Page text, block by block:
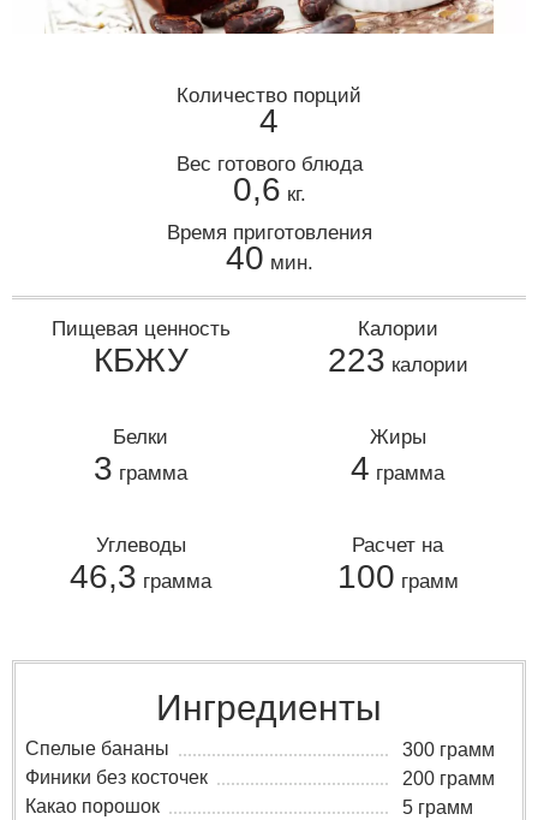
Количество порций
4
Вес готового блюда
0,6 кг.
Время приготовления
40 мин.
Пищевая ценность
КБЖУ
Калории
223 калории
Белки
3 грамма
Жиры
4 грамма
Углеводы
46,3 грамма
Расчет на
100 грамм
Ингредиенты
Спелые бананы
300 грамм
Финики без косточек
200 грамм
Какао порошок
5 грамм